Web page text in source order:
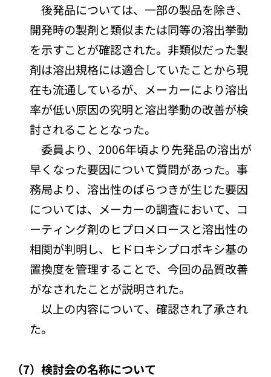
後発品については、一部の製品を除き、
開発時の製剤と類似または同等の溶出挙動
を示すことが確認された。非類似だった製
剤は溶出規格には適合していたことから現
在も流通しているが、メーカーにより溶出
率が低い原因の究明と溶出挙動の改善が検
討されることとなった。
委員より、2006年頃より先発品の溶出が
早くなった要因について質問があった。事
務局より、溶出性のばらつきが生じた要因
については、メーカーの調査において、コ
ーティング剤のヒプロメロースと溶出性の
相関が判明し、ヒドロキシプロポキシ基の
置換度を管理することで、今回の品質改善
がなされたことが説明された。
以上の内容について、確認され了承され
た。
（7）検討会の名称について